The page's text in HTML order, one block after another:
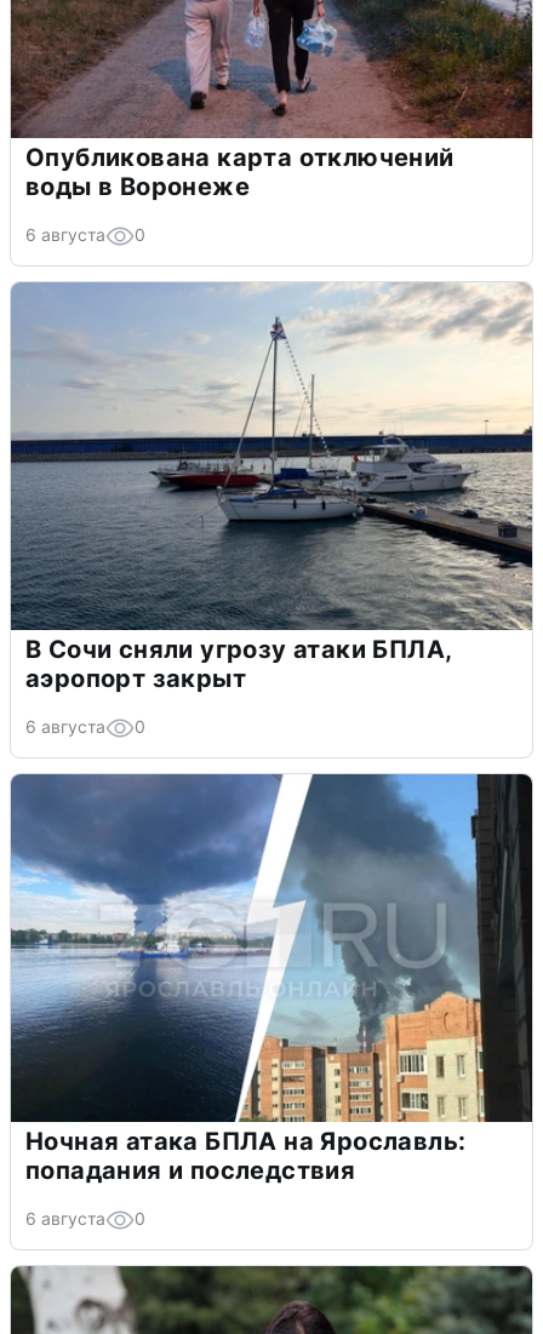
Опубликована карта отключений
воды в Воронеже
6 августа 0
В Сочи сняли угрозу атаки БПЛА,
аэропорт закрыт
6 августа 0
Ночная атака БПЛА на Ярославль:
попадания и последствия
6 августа 0